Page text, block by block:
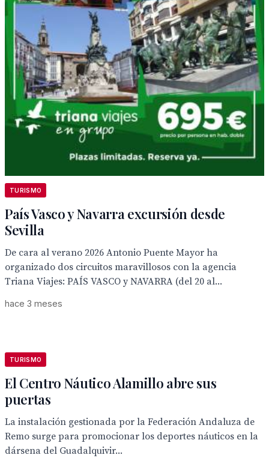
TURISMO
País Vasco y Navarra excursión desde
Sevilla
De cara al verano 2026 Antonio Puente Mayor ha
organizado dos circuitos maravillosos con la agencia
Triana Viajes: PAÍS VASCO y NAVARRA (del 20 al...
hace 3 meses
TURISMO
El Centro Náutico Alamillo abre sus
puertas
La instalación gestionada por la Federación Andaluza de
Remo surge para promocionar los deportes náuticos en la
dársena del Guadalquivir...